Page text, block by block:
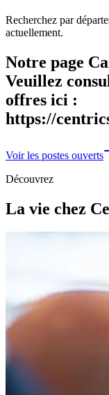
Recherchez par
actuellement.
Notre page
Veuillez
offres ici :
https://
Voir les postes ouverts
Découvrez
La vie chez